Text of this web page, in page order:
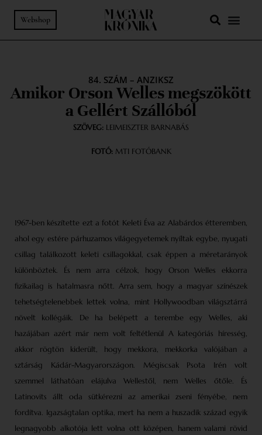
Webshop
84. SZÁM – ANZIKSZ
Amikor Orson Welles megszökött
a Gellért Szállóból
SZÖVEG: LEIMEISZTER BARNABÁS
FOTÓ:MTI FOTÓBANK
1967-ben készítette ezt a fotót Keleti Éva az Alabárdos étteremben,
ahol egy estére párhuzamos világegyetemek nyíltak egybe, nyugati
csillag találkozott keleti csillagokkal, csak éppen a méretarányok
különböztek. És nem arra célzok, hogy Orson Welles ekkorra
fizikailag is hatalmasra nőtt. Arra sem, hogy a magyar színészek
tehetségtelenebbek lettek volna, mint Hollywoodban világsztárrá
növelt kollégáik. De ha belépett a terembe egy Welles, aki
hazájában azért már nem volt feltétlenül A kategóriás híresség,
akkor rögtön kiderült, hogy mekkora, mekkorka valójában a
sztárság Kádár-Magyarországon. Mégiscsak Psota Irén volt
szemmel láthatóan elájulva Wellestől, nem Welles őtőle. És
Latinovits állt oda sütkérezni az amerikai zseni fényébe, nem
fordítva. Igazságtalan optika, mert ha nem a huszadik század egyik
legnagyobb alkotója lett volna ott középen, hanem valami rövid